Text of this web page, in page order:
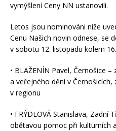
vymýšlení Ceny NN ustanovili.
Letos jsou nominováni níže
Cenu Našich novin odnese, se
v sobotu 12. listopadu kolem
• BLAŽENÍN Pavel, Černošice
a veřejného dění v
v regionu
• FRÝDLOVÁ Stanislava, Zadní
obětavou pomoc při kulturních